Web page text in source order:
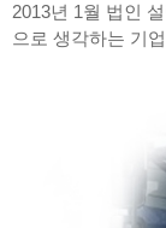
2013년 1월 법인
으로 생각하는 기